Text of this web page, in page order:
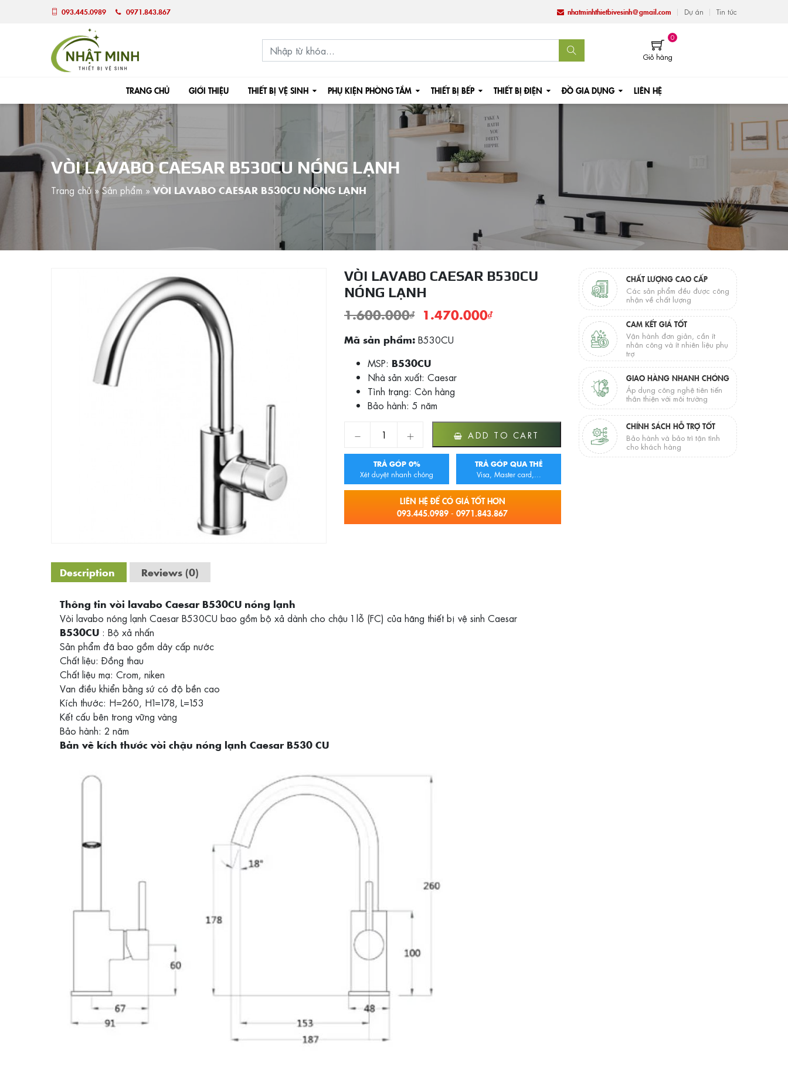
093.445.0989 0971.843.867 nhatminhthietbivesinh@gmail.com Dự án Tin tức
0
Giỏ hàng
TRANG CHỦ GIỚI THIỆU THIẾT BỊ VỆ SINH PHỤ KIỆN PHÒNG TẮM THIẾT BỊ BẾP THIẾT BỊ ĐIỆN ĐỒ GIA DỤNG LIÊN HỆ
VÒI LAVABO CAESAR B530CU NÓNG LẠNH
Trang chủ»Sản phẩm »VÒI LAVABO CAESAR B530CU NÓNG LẠNH
VÒI LAVABO CAESAR B530CU
NÓNG LẠNH
1.600.000₫ 1.470.000₫
Mã sản phẩm: B530CU
MSP: B530CU
Nhà sản xuất: Caesar
Tình trạng: Còn hàng
Bảo hành: 5 năm
VÒI LAVABO CAESAR B530CU NÓNG LẠNH quantity
ADD TO CART
TRẢ GÓP 0%
Xét duyệt nhanh chóng
TRẢ GÓP QUA THẺ
Visa, Master card,...
LIÊN HỆ ĐỂ CÓ GIÁ TỐT HƠN
093.445.0989 - 0971.843.867
CHẤT LƯỢNG CAO CẤP
Các sản phẩm đều được công
nhận về chất lượng
CAM KẾT GIÁ TỐT
Vận hành đơn giản, cần ít
nhân công và ít nhiên liệu phụ
trợ
GIAO HÀNG NHANH CHÓNG
Áp dụng công nghệ tiên tiến
thân thiện với môi trường
CHÍNH SÁCH HỖ TRỢ TỐT
Bảo hành và bảo trì tận tình
cho khách hàng
Description Reviews (0)
Thông tin vòi lavabo Caesar B530CU nóng lạnh
Vòi lavabo nóng lạnh Caesar B530CU bao gồm bộ xả dành cho chậu 1 lỗ (FC) của hãng thiết bị vệ sinh Caesar
B530CU : Bộ xả nhấn
Sản phẩm đã bao gồm dây cấp nước
Chất liệu: Đồng thau
Chất liệu mạ: Crom, niken
Van điều khiển bằng sứ có độ bền cao
Kích thước: H=260, H1=178, L=153
Kết cấu bên trong vững vàng
Bảo hành: 2 năm
Bản vẽ kích thước vòi chậu nóng lạnh Caesar B530 CU